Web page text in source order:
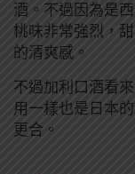
酒。不過因為是
桃味非常強烈，
的清爽感。
不過加利口酒看
用一樣也是日本
更合。